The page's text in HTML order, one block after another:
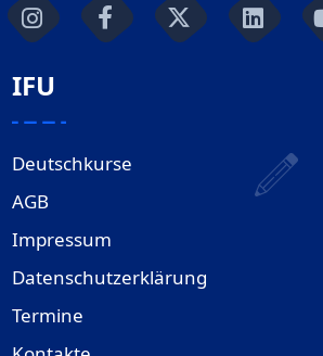
IFU
Deutschkurse
AGB
Impressum
Datenschutzerklärung
Termine